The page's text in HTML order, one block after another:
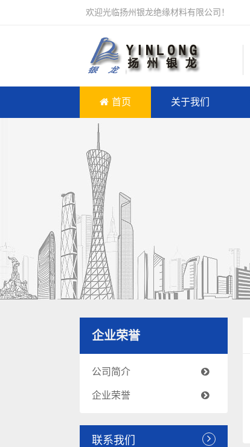
欢迎光临扬州银龙绝缘材料有限公司！
首页 关于我们
企业荣誉
公司简介
企业荣誉
联系我们